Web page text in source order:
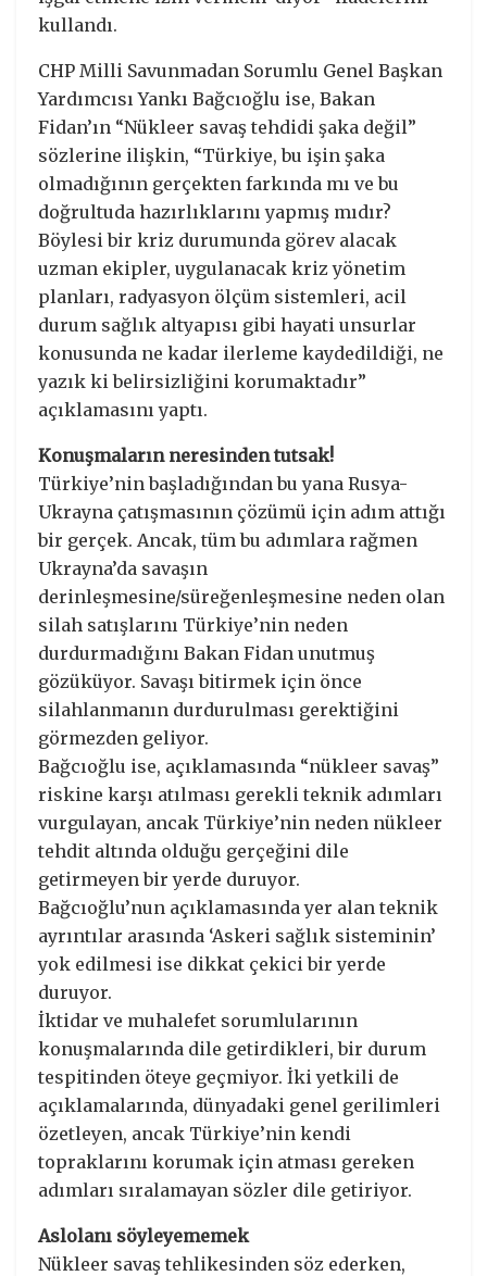
kullandı.
CHP Milli Savunmadan Sorumlu Genel Başkan
Yardımcısı Yankı Bağcıoğlu ise, Bakan
Fidan’ın “Nükleer savaş tehdidi şaka değil”
sözlerine ilişkin, “Türkiye, bu işin şaka
olmadığının gerçekten farkında mı ve bu
doğrultuda hazırlıklarını yapmış mıdır?
Böylesi bir kriz durumunda görev alacak
uzman ekipler, uygulanacak kriz yönetim
planları, radyasyon ölçüm sistemleri, acil
durum sağlık altyapısı gibi hayati unsurlar
konusunda ne kadar ilerleme kaydedildiği, ne
yazık ki belirsizliğini korumaktadır”
açıklamasını yaptı.
Konuşmaların neresinden tutsak!
Türkiye’nin başladığından bu yana Rusya-
Ukrayna çatışmasının çözümü için adım attığı
bir gerçek. Ancak, tüm bu adımlara rağmen
Ukrayna’da savaşın
derinleşmesine/süreğenleşmesine neden olan
silah satışlarını Türkiye’nin neden
durdurmadığını Bakan Fidan unutmuş
gözüküyor. Savaşı bitirmek için önce
silahlanmanın durdurulması gerektiğini
görmezden geliyor.
Bağcıoğlu ise, açıklamasında “nükleer savaş”
riskine karşı atılması gerekli teknik adımları
vurgulayan, ancak Türkiye’nin neden nükleer
tehdit altında olduğu gerçeğini dile
getirmeyen bir yerde duruyor.
Bağcıoğlu’nun açıklamasında yer alan teknik
ayrıntılar arasında ‘Askeri sağlık sisteminin’
yok edilmesi ise dikkat çekici bir yerde
duruyor.
İktidar ve muhalefet sorumlularının
konuşmalarında dile getirdikleri, bir durum
tespitinden öteye geçmiyor. İki yetkili de
açıklamalarında, dünyadaki genel gerilimleri
özetleyen, ancak Türkiye’nin kendi
topraklarını korumak için atması gereken
adımları sıralamayan sözler dile getiriyor.
Aslolanı söyleyememek
Nükleer savaş tehlikesinden söz ederken,